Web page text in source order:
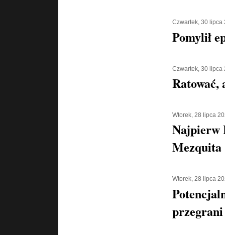
Czwartek, 30 lipca
Pomylił
Czwartek, 30 lipca
Ratować,
Wtorek, 28 lipca
Najpierw
Wtorek, 28 lipca
przegrani